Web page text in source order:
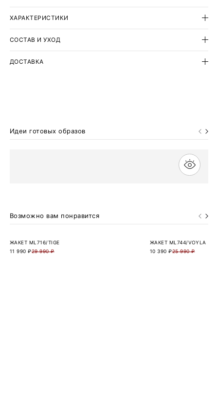
ХАРАКТЕРИСТИКИ
СОСТАВ И УХОД
ДОСТАВКА
Идеи готовых образов
Возможно вам понравится
ЖАКЕТ ML716/TIGE
29 990 ₽
11 990 ₽
ЖАКЕТ ML744/VOYLA
25 990 ₽
10 390 ₽